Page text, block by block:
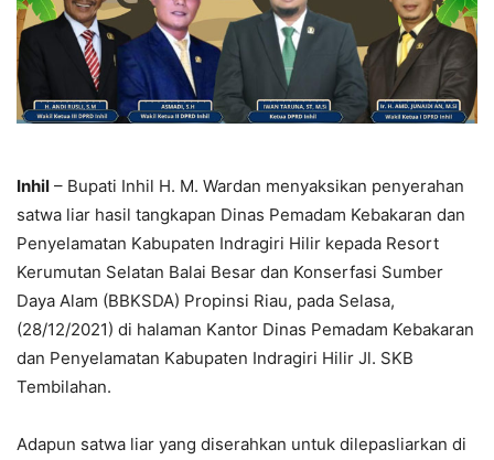
Inhil – Bupati Inhil H. M. Wardan menyaksikan penyerahan
satwa liar hasil tangkapan Dinas Pemadam Kebakaran dan
Penyelamatan Kabupaten Indragiri Hilir kepada Resort
Kerumutan Selatan Balai Besar dan Konserfasi Sumber
Daya Alam (BBKSDA) Propinsi Riau, pada Selasa,
(28/12/2021) di halaman Kantor Dinas Pemadam Kebakaran
dan Penyelamatan Kabupaten Indragiri Hilir Jl. SKB
Tembilahan.
Adapun satwa liar yang diserahkan untuk dilepasliarkan di